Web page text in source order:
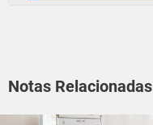
Notas Relacionadas